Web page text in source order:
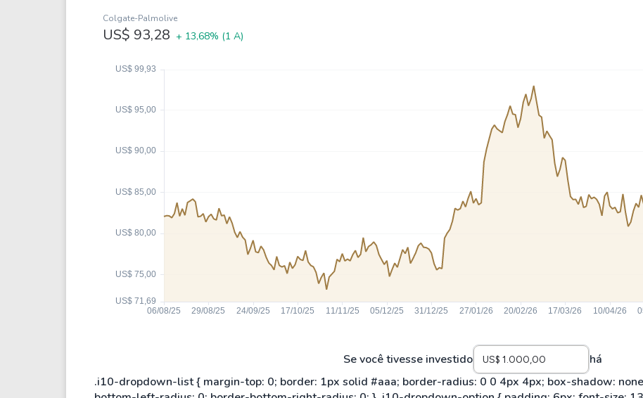
Klabin
Petrobrás
Ver todos
KNCR11
Colgate-Palmolive
US$ 93,28 + 13,68% (1 A)
Se você tivesse investido há